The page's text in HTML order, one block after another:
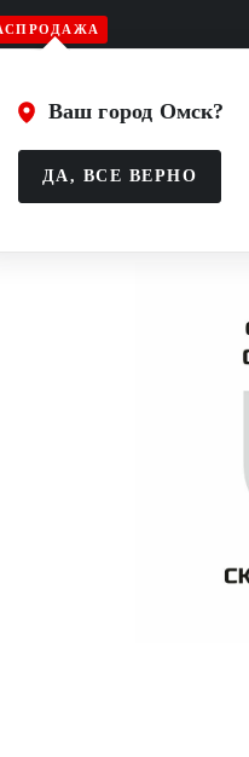
Ваш город Омск?
ДА, ВСЕ ВЕРНО
Каталог Игрок